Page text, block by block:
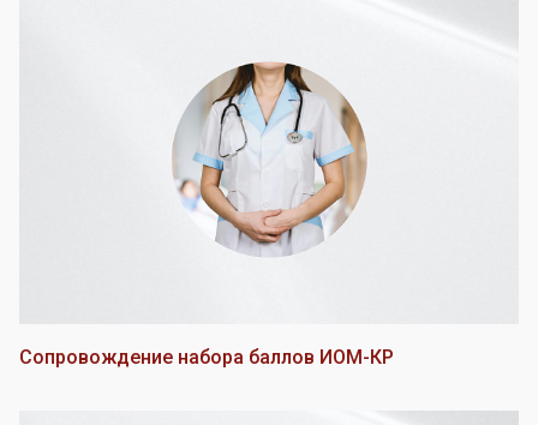
Сопровождение набора баллов ИОМ-КР